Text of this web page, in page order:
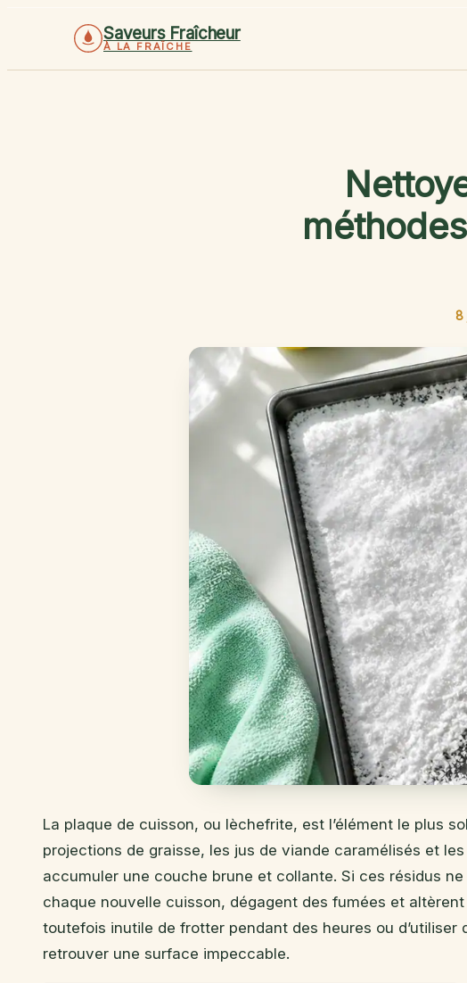
Saveurs Fraîcheur
À LA FRAÎCHE
8
La plaque de cuisson, ou lèchefrite, est l’élément le plus
projections de graisse, les jus de viande caramélisés et
accumuler une couche brune et collante. Si ces résidus
chaque nouvelle cuisson, dégagent des fumées et
toutefois inutile de frotter pendant des heures ou d’utiliser
retrouver une surface impeccable.